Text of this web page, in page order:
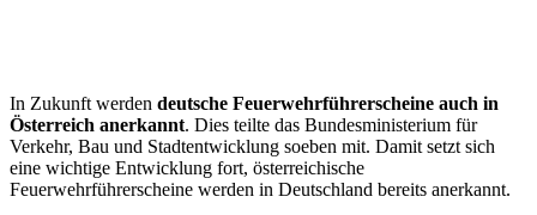
In Zukunft werden deutsche Feuerwehrführerscheine auch in
Österreich anerkannt. Dies teilte das Bundesministerium für
Verkehr, Bau und Stadtentwicklung soeben mit. Damit setzt sich
eine wichtige Entwicklung fort, österreichische
Feuerwehrführerscheine werden in Deutschland bereits anerkannt.